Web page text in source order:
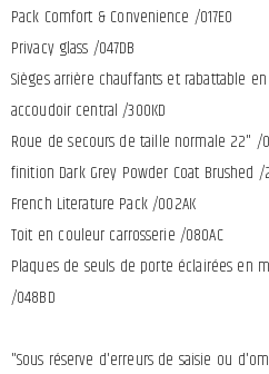
Pack Comfort & Convenience /017EO
Privacy glass /047DB
Sièges arrière chauffants et rabattable
accoudoir central /300KD
Roue de secours de taille normale 22" /
finition Dark Grey Powder Coat Brushed /
French Literature Pack /002AK
Toit en couleur carrosserie /080AC
Plaques de seuls de porte éclairées en
/048BD
"Sous réserve d'erreurs de saisie ou